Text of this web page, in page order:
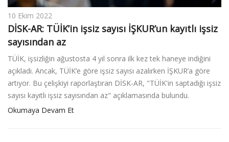
10 Ekim 2022
DİSK-AR: TÜİK’in işsiz sayısı İŞKUR’un kayıtlı işsiz
sayısından az
TÜİK, işsizliğin ağustosta 4 yıl sonra ilk kez tek haneye indiğini
açıkladı. Ancak, TÜİK’e göre işsiz sayısı azalırken İŞKUR’a göre
artıyor. Bu çelişkiyi raporlaştıran DİSK-AR, "TÜİK'in saptadığı işsiz
sayısı kayıtlı işsiz sayısından az" açıklamasında bulundu.
Okumaya Devam Et